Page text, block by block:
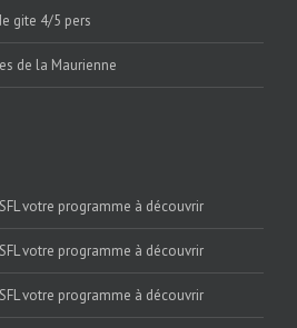
gite 4/5 pers
de la Maurienne
votre programme à découvrir
votre programme à découvrir
votre programme à découvrir